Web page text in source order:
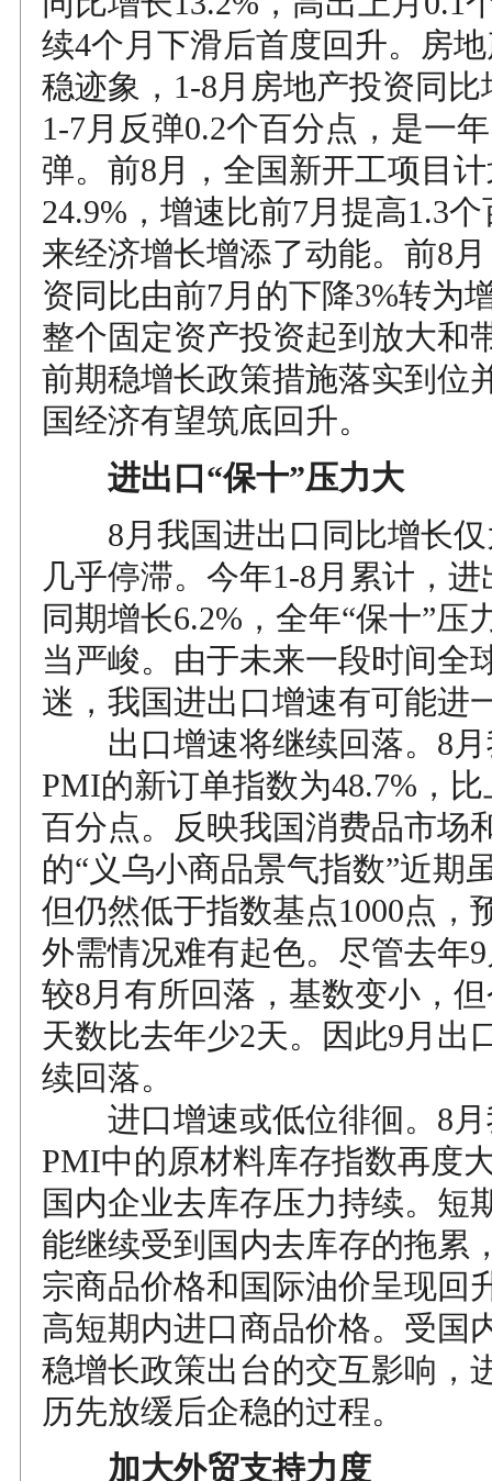
续4个月下滑后首度回升。房
稳迹象，1-8月房地产投资同比
1-7月反弹0.2个百分点，是一
弹。前8月，全国新开工项目
24.9%，增速比前7月提高1.3
来经济增长增添了动能。前8
资同比由前7月的下降3%转为
整个固定资产投资起到放大和
前期稳增长政策措施落实到位
国经济有望筑底回升。
进出口“保十”压力大
8月我国进出口同比增长仅
几乎停滞。今年1-8月累计，
同期增长6.2%，全年“保十”压
当严峻。由于未来一段时间全
迷，我国进出口增速有可能进
出口增速将继续回落。8月
PMI的新订单指数为48.7%，
百分点。反映我国消费品市场
的“义乌小商品景气指数”近期
但仍然低于指数基点1000点，
外需情况难有起色。尽管去年
较8月有所回落，基数变小，
天数比去年少2天。因此9月出
续回落。
进口增速或低位徘徊。8月
PMI中的原材料库存指数再度
国内企业去库存压力持续。短
能继续受到国内去库存的拖累
宗商品价格和国际油价呈现回
高短期内进口商品价格。受国
稳增长政策出台的交互影响，
历先放缓后企稳的过程。
加大外贸支持力度